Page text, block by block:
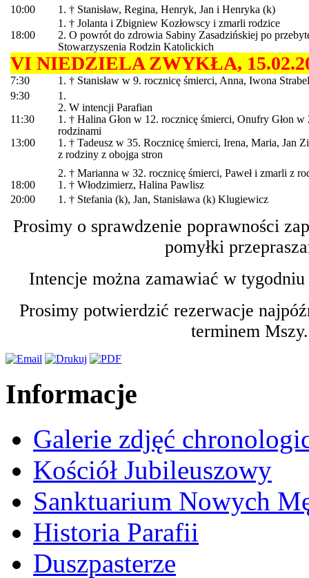
10:00
1. † Stanisław, Regina, Henryk, Jan i Henryka (k)
18:00
1. † Jolanta i Zbigniew Kozłowscy i zmarli rodzice
2. O powrót do zdrowia Sabiny Zasadzińskiej po
Stowarzyszenia Rodzin Katolickich
VI NIEDZIELA ZWYKŁA,
7:30
1. † Stanisław w 9. rocznicę śmierci, Anna, Iwona
9:30
1.
2. W intencji Parafian
11:30
1. † Halina Głon w 12. rocznicę śmierci, Onufry Głon
rodzinami
13:00
1. † Tadeusz w 35. Rocznicę śmierci, Irena, Maria, Jan
z rodziny z obojga stron
2. † Marianna w 32. rocznicę śmierci, Paweł i zmarli z
18:00
1. † Włodzimierz, Halina Pawlisz
20:00
1. † Stefania (k), Jan, Stanisława (k) Klugiewicz
Prosimy o sprawdzenie poprawności
pomyłki
Intencje można zamawiać w
Prosimy potwierdzić rezerwacje
terminem Mszy.
Informacje
Galerie zdjęć
Kościół Jubileuszowy
Sanktuarium Nowych
Historia Parafii
Duszpasterze